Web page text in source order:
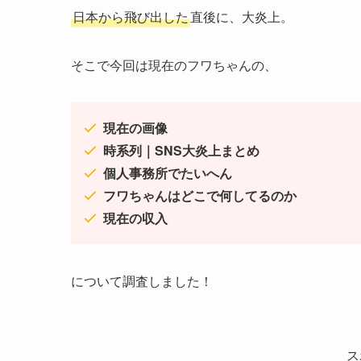
日本から飛び出した直後に、大炎上。
そこで今回は現在のフワちゃんの、
現在の画像
時系列｜SNS大炎上まとめ
個人事務所でたいへん
フワちゃんはどこで何してるのか
現在の収入
について調査しました！